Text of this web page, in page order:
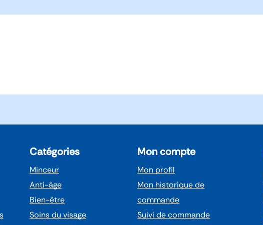
Catégories
Minceur
Anti-âge
Bien-être
Soins du visage
Mon compte
Mon profil
Mon historique de
commande
Suivi de commande